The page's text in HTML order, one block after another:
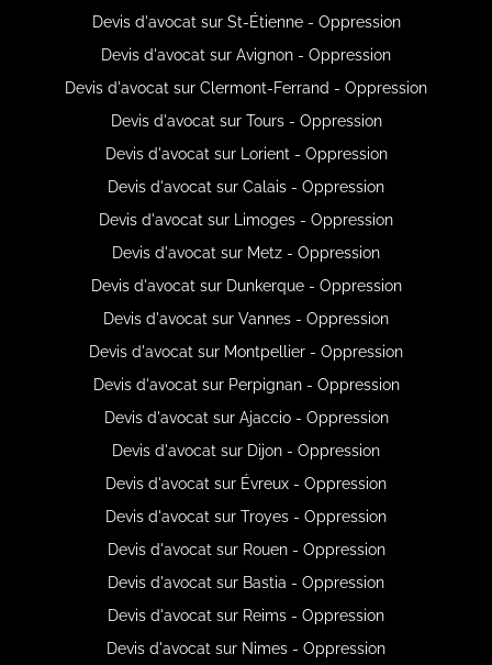
Devis d'avocat sur St-Étienne - Oppression
Devis d'avocat sur Avignon - Oppression
Devis d'avocat sur Clermont-Ferrand - Oppression
Devis d'avocat sur Tours - Oppression
Devis d'avocat sur Lorient - Oppression
Devis d'avocat sur Calais - Oppression
Devis d'avocat sur Limoges - Oppression
Devis d'avocat sur Metz - Oppression
Devis d'avocat sur Dunkerque - Oppression
Devis d'avocat sur Vannes - Oppression
Devis d'avocat sur Montpellier - Oppression
Devis d'avocat sur Perpignan - Oppression
Devis d'avocat sur Ajaccio - Oppression
Devis d'avocat sur Dijon - Oppression
Devis d'avocat sur Évreux - Oppression
Devis d'avocat sur Troyes - Oppression
Devis d'avocat sur Rouen - Oppression
Devis d'avocat sur Bastia - Oppression
Devis d'avocat sur Reims - Oppression
Devis d'avocat sur Nimes - Oppression